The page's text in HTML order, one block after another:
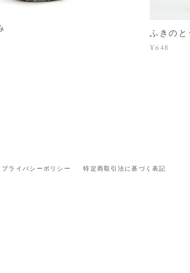
ふきの
¥648
プライバシーポリシー 特定商取引法に基づく表記